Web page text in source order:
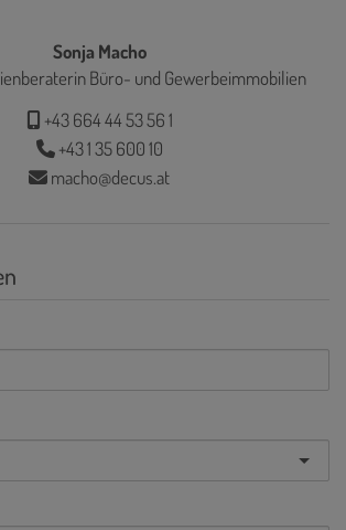
Sonja Macho
Büro- und Gewerbeimmobilien
+43 664 44 53 56 1
+43 1 35 600 10
macho@decus.at